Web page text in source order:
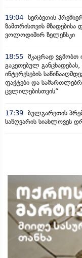
19:04 სერბეთის
ზამთრისთვის მზადებისა
ვოლოდიმირ ზელენსკი
18:55 მკაცრად ვგმობთ
გაკეთებულ
ინტერესების
ფაქტები და
ცვლილებისთვის“
17:39 ბულგარეთის
საზღვარის სიახლოვეს